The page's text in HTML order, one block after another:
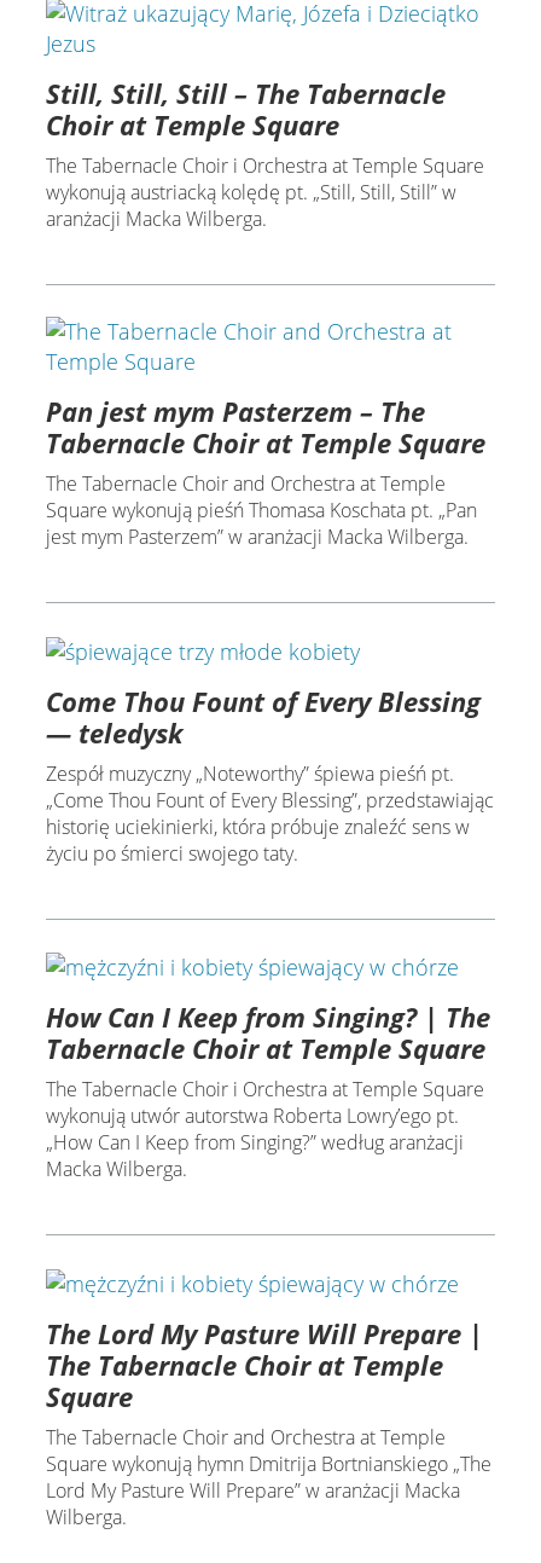
Still, Still, Still – The Tabernacle
Choir at Temple Square
The Tabernacle Choir i Orchestra at Temple Square
wykonują austriacką kolędę pt. „Still, Still, Still” w
aranżacji Macka Wilberga.
Pan jest mym Pasterzem – The
Tabernacle Choir at Temple Square
The Tabernacle Choir and Orchestra at Temple
Square wykonują pieśń Thomasa Koschata pt. „Pan
jest mym Pasterzem” w aranżacji Macka Wilberga.
Come Thou Fount of Every Blessing
— teledysk
Zespół muzyczny „Noteworthy” śpiewa pieśń pt.
„Come Thou Fount of Every Blessing”, przedstawiając
historię uciekinierki, która próbuje znaleźć sens w
życiu po śmierci swojego taty.
How Can I Keep from Singing? | The
Tabernacle Choir at Temple Square
The Tabernacle Choir i Orchestra at Temple Square
wykonują utwór autorstwa Roberta Lowry’ego pt.
„How Can I Keep from Singing?” według aranżacji
Macka Wilberga.
The Lord My Pasture Will Prepare |
The Tabernacle Choir at Temple
Square
The Tabernacle Choir and Orchestra at Temple
Square wykonują hymn Dmitrija Bortnianskiego „The
Lord My Pasture Will Prepare” w aranżacji Macka
Wilberga.